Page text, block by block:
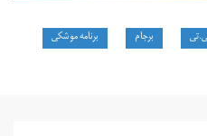
برجام برنامه موشکی